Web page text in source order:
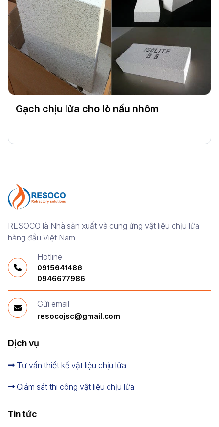
Gạch chịu lửa cho lò nấu nhôm
RESOCO là Nhà sản xuất và cung ứng vật liệu chịu lửa
hàng đầu Việt Nam
Hotline
0915641486
0946677986
Gửi email
resocojsc@gmail.com
Dịch vụ
Tư vấn thiết kế vật liệu chịu lửa
Giám sát thi công vật liệu chịu lửa
Tin tức